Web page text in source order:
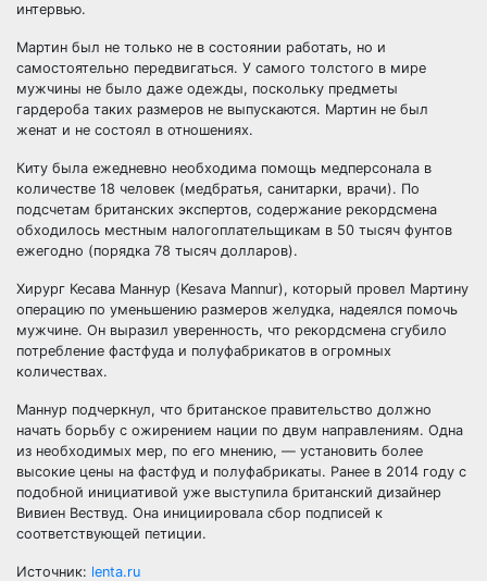
интервью.
Мартин был не только не в состоянии работать, но и
самостоятельно передвигаться. У самого толстого в мире
мужчины не было даже одежды, поскольку предметы
гардероба таких размеров не выпускаются. Мартин не был
женат и не состоял в отношениях.
Киту была ежедневно необходима помощь медперсонала в
количестве 18 человек (медбратья, санитарки, врачи). По
подсчетам британских экспертов, содержание рекордсмена
обходилось местным налогоплательщикам в 50 тысяч фунтов
ежегодно (порядка 78 тысяч долларов).
Хирург Кесава Маннур (Kesava Mannur), который провел Мартину
операцию по уменьшению размеров желудка, надеялся помочь
мужчине. Он выразил уверенность, что рекордсмена сгубило
потребление фастфуда и полуфабрикатов в огромных
количествах.
Маннур подчеркнул, что британское правительство должно
начать борьбу с ожирением нации по двум направлениям. Одна
из необходимых мер, по его мнению, — установить более
высокие цены на фастфуд и полуфабрикаты. Ранее в 2014 году с
подобной инициативой уже выступила британский дизайнер
Вивиен Вествуд. Она инициировала сбор подписей к
соответствующей петиции.
Источник: lenta.ru